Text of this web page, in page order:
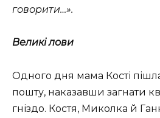
говорити…».
Великі лови
Одного дня мама Кості
пошту, наказавши загнати
гніздо. Костя, Миколка й